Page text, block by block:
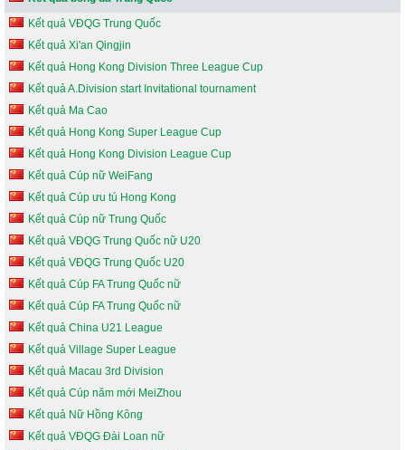
Kết quả VĐQG Trung Quốc
Kết quả Xi'an Qingjin
Kết quả Hong Kong Division Three League Cup
Kết quả A.Division start Invitational tournament
Kết quả Ma Cao
Kết quả Hong Kong Super League Cup
Kết quả Hong Kong Division League Cup
Kết quả Cúp nữ WeiFang
Kết quả Cúp ưu tú Hong Kong
Kết quả Cúp nữ Trung Quốc
Kết quả VĐQG Trung Quốc nữ U20
Kết quả VĐQG Trung Quốc U20
Kết quả Cúp FA Trung Quốc nữ
Kết quả Cúp FA Trung Quốc nữ
Kết quả China U21 League
Kết quả Village Super League
Kết quả Macau 3rd Division
Kết quả Cúp năm mới MeiZhou
Kết quả Nữ Hồng Kông
Kết quả VĐQG Đài Loan nữ